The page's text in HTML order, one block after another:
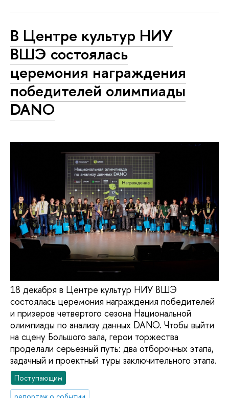
В Центре культур НИУ
ВШЭ состоялась
церемония награждения
победителей олимпиады
DANO
18 декабря в Центре культур НИУ ВШЭ
состоялась церемония награждения победителей
и призеров четвертого сезона Национальной
олимпиады по анализу данных DANO. Чтобы выйти
на сцену Большого зала, герои торжества
проделали серьезный путь: два отборочных этапа,
задачный и проектный туры заключительного этапа.
Поступающим